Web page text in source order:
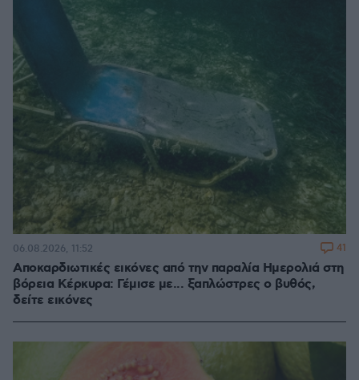
Αποκαρδιωτικές εικόνες από την παραλία Ημερολιά στη
βόρεια Κέρκυρα: Γέμισε με... ξαπλώστρες ο βυθός,
δείτε εικόνες
06.08.2026, 11:52 41